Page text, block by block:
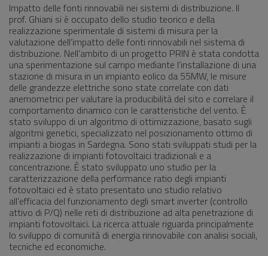
Impatto delle fonti rinnovabili nei sistemi di distribuzione. Il
prof. Ghiani si è occupato dello studio teorico e della
realizzazione sperimentale di sistemi di misura per la
valutazione dell’impatto delle fonti rinnovabili nel sistema di
distribuzione. Nell’ambito di un progetto PRIN è stata condotta
una sperimentazione sul campo mediante l’installazione di una
stazione di misura in un impianto eolico da 55MW, le misure
delle grandezze elettriche sono state correlate con dati
anemometrici per valutare la producibilità del sito e correlare il
comportamento dinamico con le caratteristiche del vento. È
stato sviluppo di un algoritmo di ottimizzazione, basato sugli
algoritmi genetici, specializzato nel posizionamento ottimo di
impianti a biogas in Sardegna. Sono stati sviluppati studi per la
realizzazione di impianti fotovoltaici tradizionali e a
concentrazione. È stato sviluppato uno studio per la
caratterizzazione della performance ratio degli impianti
fotovoltaici ed è stato presentato uno studio relativo
all’efficacia del funzionamento degli smart inverter (controllo
attivo di P/Q) nelle reti di distribuzione ad alta penetrazione di
impianti fotovoltaici. La ricerca attuale riguarda principalmente
lo sviluppo di comunità di energia rinnovabile con analisi sociali,
tecniche ed economiche.